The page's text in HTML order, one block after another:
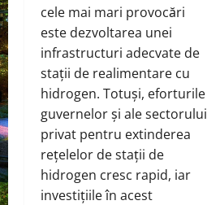
cele mai mari provocări
este dezvoltarea unei
infrastructuri adecvate de
stații de realimentare cu
hidrogen. Totuși, eforturile
guvernelor și ale sectorului
privat pentru extinderea
rețelelor de stații de
hidrogen cresc rapid, iar
investițiile în acest